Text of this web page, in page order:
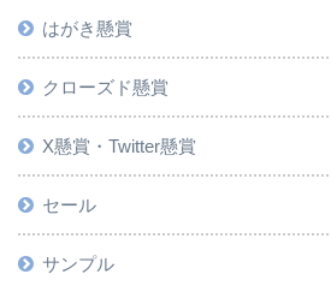
はがき懸賞
クローズド懸賞
X懸賞・Twitter懸賞
セール
サンプル